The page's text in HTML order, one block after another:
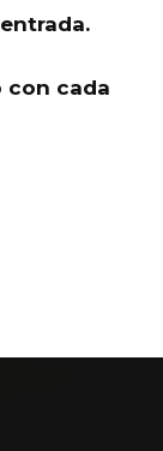
con cada